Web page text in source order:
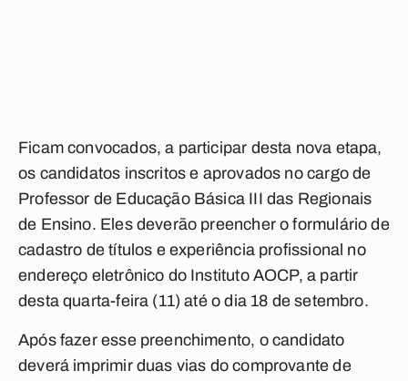
Ficam convocados, a participar desta nova etapa,
os candidatos inscritos e aprovados no cargo de
Professor de Educação Básica III das Regionais
de Ensino. Eles deverão preencher o formulário de
cadastro de títulos e experiência profissional no
endereço eletrônico do Instituto AOCP, a partir
desta quarta-feira (11) até o dia 18 de setembro.
Após fazer esse preenchimento, o candidato
deverá imprimir duas vias do comprovante de